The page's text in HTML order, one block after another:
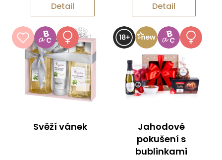
Detail Detail
Svěží vánek
Jahodové
pokušení s
bublinkami